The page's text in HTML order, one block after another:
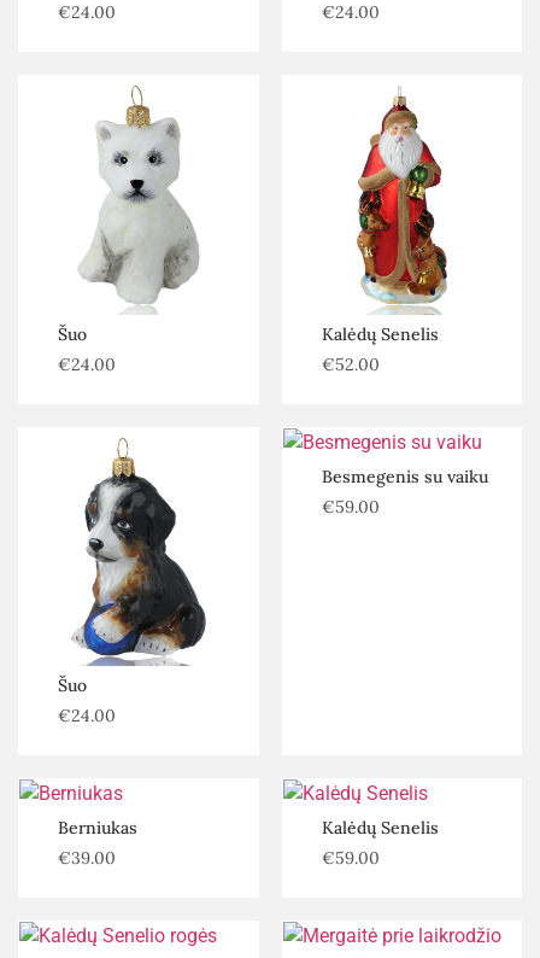
€24.00
€24.00
Šuo
€24.00
Kalėdų Senelis
€52.00
Šuo
€24.00
Besmegenis su vaiku
€59.00
Berniukas
€39.00
Kalėdų Senelis
€59.00